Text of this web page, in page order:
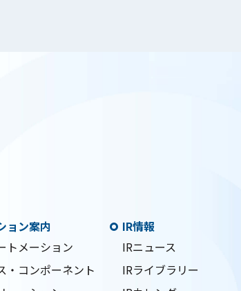
ョン案内
トメーション
・コンポーネント
IR情報
IRニュース
IRライブラリー